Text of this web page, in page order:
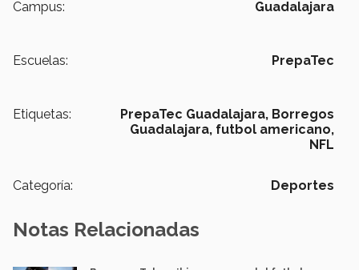
Campus: Guadalajara
Escuelas: PrepaTec
Etiquetas: PrepaTec Guadalajara, Borregos
Guadalajara, futbol americano,
NFL
Categoría: Deportes
Notas Relacionadas